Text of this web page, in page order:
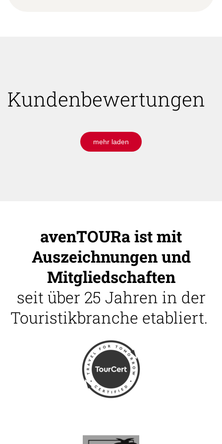
Kundenbewertungen
mehr laden
avenTOURa ist mit
Auszeichnungen und
Mitgliedschaften
seit über 25 Jahren in der
Touristikbranche etabliert.